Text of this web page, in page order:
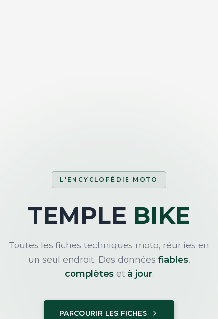
L'ENCYCLOPÉDIE MOTO
TEMPLE BIKE
Toutes les fiches techniques moto, réunies en
un seul endroit. Des données fiables,
complèteset à jour.
PARCOURIR LES FICHES